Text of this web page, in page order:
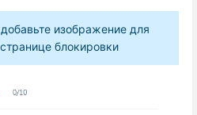
изображение для
блокировки